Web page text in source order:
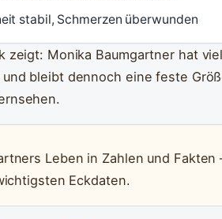
stabil, Schmerzen überwunden
zeigt: Monika Baumgartner hat
bleibt dennoch eine feste
Leben in Zahlen und Fakten
Eckdaten.